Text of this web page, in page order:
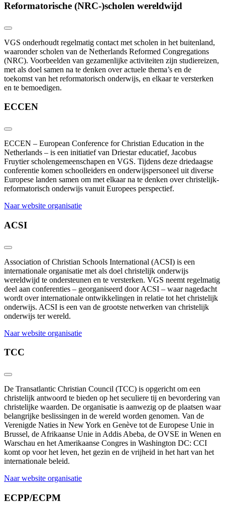
Reformatorische (NRC-)scholen wereldwijd
VGS onderhoudt regelmatig contact met scholen in het buitenland,
waaronder scholen van de Netherlands Reformed Congregations
(NRC). Voorbeelden van gezamenlijke activiteiten zijn studiereizen,
met als doel samen na te denken over actuele thema’s en de
toekomst van het reformatorisch onderwijs, en elkaar te versterken
en te bemoedigen.
ECCEN
ECCEN – European Conference for Christian Education in the
Netherlands – is een initiatief van Driestar educatief, Jacobus
Fruytier scholengemeenschapen en VGS. Tijdens deze driedaagse
conferentie komen schoolleiders en onderwijspersoneel uit diverse
Europese landen samen om met elkaar na te denken over christelijk-
reformatorisch onderwijs vanuit Europees perspectief.
Naar website organisatie
ACSI
Association of Christian Schools International (ACSI) is een
internationale organisatie met als doel christelijk onderwijs
wereldwijd te ondersteunen en te versterken. VGS neemt regelmatig
deel aan conferenties – georganiseerd door ACSI – waar nagedacht
wordt over internationale ontwikkelingen in relatie tot het christelijk
onderwijs. ACSI is een van de grootste netwerken van christelijk
onderwijs ter wereld.
Naar website organisatie
TCC
De Transatlantic Christian Council (TCC) is opgericht om een
christelijk antwoord te bieden op het seculiere tij en bevordering van
christelijke waarden. De organisatie is aanwezig op de plaatsen waar
belangrijke beslissingen in de wereld worden genomen. Van de
Verenigde Naties in New York en Genève tot de Europese Unie in
Brussel, de Afrikaanse Unie in Addis Abeba, de OVSE in Wenen en
Warschau en het Amerikaanse Congres in Washington DC: CCI
komt op voor het leven, het gezin en de vrijheid in het hart van het
internationale beleid.
Naar website organisatie
ECPP/ECPM